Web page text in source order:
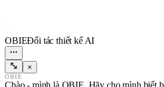
OBIEĐối tác thiết kế AI
×
OBIE
Chào - mình là OBIE. Hãy cho mình biết